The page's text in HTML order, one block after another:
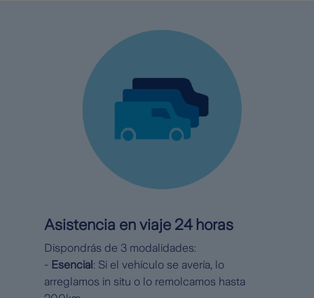
Asistencia en viaje 24 horas
Dispondrás de 3 modalidades:
- Esencial : Si el vehículo se avería, lo
arreglamos in situ o lo remolcamos hasta